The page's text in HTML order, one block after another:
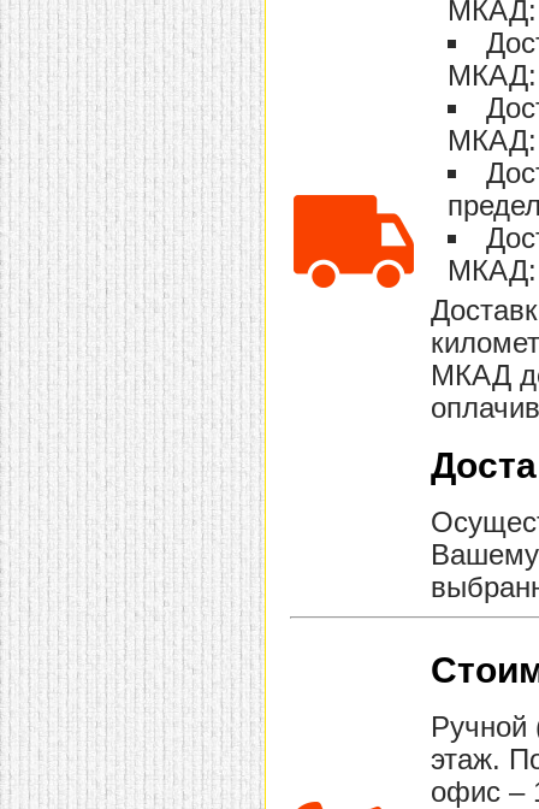
домашнем использовании.
Эта мебель имеет
некоторые преимущества
перед той же стенкой для
гостиной, к примеру,
поскольку она более
легкая и не загромождает
пространство. В спальне
этот предмет можно
поставить у изголовья
кровати, чтобы заполнить
пустующее там
место. Также стеллажи
очень часто используют в
качестве разграничителей
комнаты, например, на
рабочую зону и
пространство для отдыха.
Особенно это актуально
для однокомнатных
квартир.
МКАД:
МКАД:
МКАД:
МКАД:
МКАД
Вашему
Ручной
этаж.
офис –